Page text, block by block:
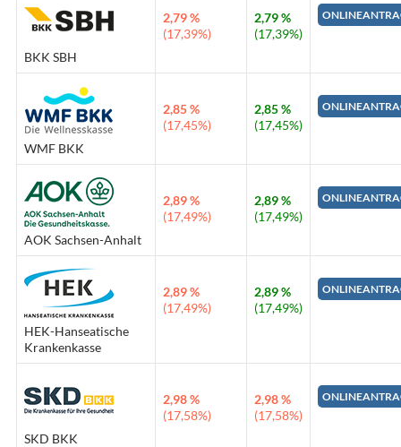
BKK SBH
2,79 %
(17,39%)
2,79 %
(17,39%)
WMF BKK
2,85 %
(17,45%)
2,85 %
(17,45%)
AOK Sachsen-Anhalt
2,89 %
(17,49%)
2,89 %
(17,49%)
HEK-Hanseatische
Krankenkasse
2,89 %
(17,49%)
2,89 %
(17,49%)
SKD BKK
2,98 %
(17,58%)
2,98 %
(17,58%)